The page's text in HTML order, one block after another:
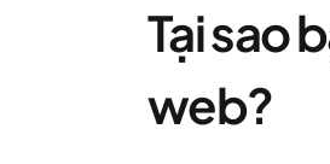
Tại sao
web?